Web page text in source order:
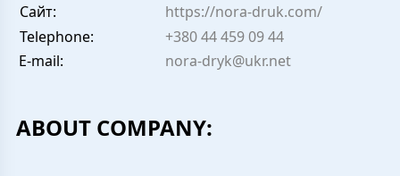
Сайт:
https://nora-druk.com/
Telephone:
+380 44 459 09 44
E-mail:
nora-dryk@ukr.net
ABOUT COMPANY: